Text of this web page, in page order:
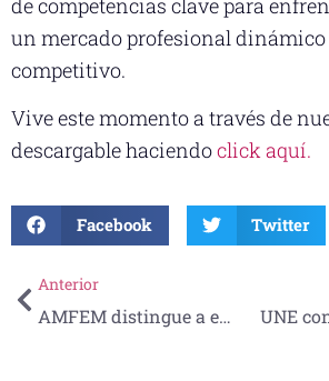
de competencias clave para
un mercado profesional
competitivo.
Vive este momento a través de
descargable haciendoclick aquí.
Facebook Twitter
Anterior
AMFEM distingue a estudiante de Medicina con el Premio a la Excelencia Académica 2025